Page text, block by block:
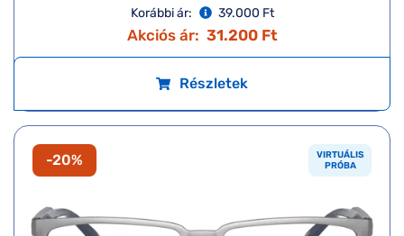
Korábbi ár:
39.000 Ft
Akciós ár: 31.200 Ft
Részletek
-20%
VIRTUÁLIS
PRÓBA